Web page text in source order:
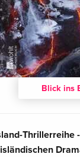
Blick ins